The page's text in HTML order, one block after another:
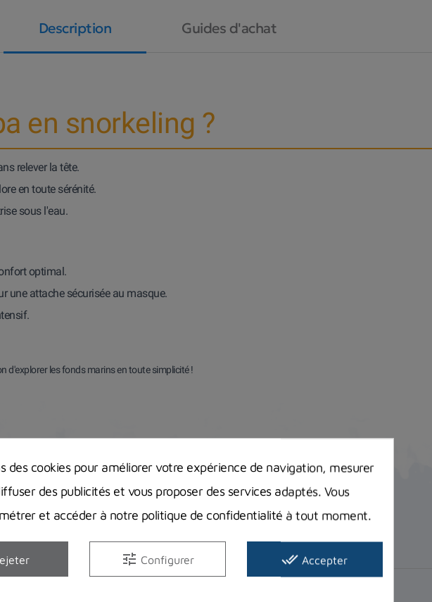
Description Guides d'achat
en snorkeling ?
relever la tête.
en toute sérénité.
sous l'eau.
optimal.
une attache sécurisée au masque.
d'explorer les fonds marins en toute simplicité !
Description Guides d'achat
des cookies pour améliorer votre expérience de navigation, mesurer
des publicités et vous proposer des services adaptés. Vous
et accéder à notre politique de confidentialité à tout moment.
tune Configurer done_all Accepter